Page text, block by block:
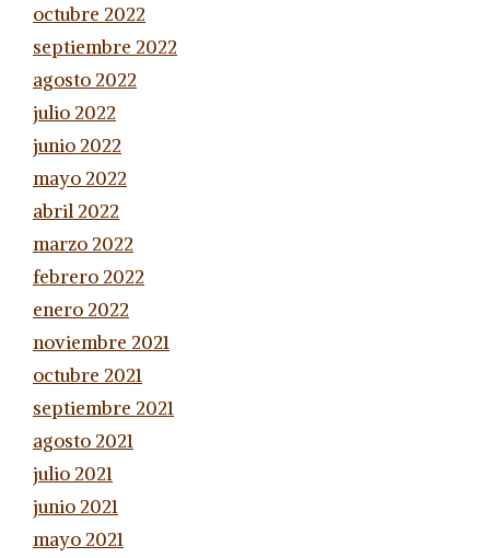
octubre 2022
septiembre 2022
agosto 2022
julio 2022
junio 2022
mayo 2022
abril 2022
marzo 2022
febrero 2022
enero 2022
noviembre 2021
octubre 2021
septiembre 2021
agosto 2021
julio 2021
junio 2021
mayo 2021